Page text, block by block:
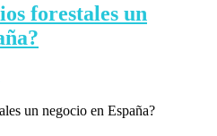
forestales un
un negocio en España?